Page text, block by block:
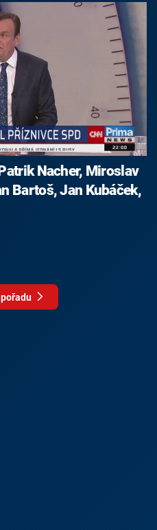
Nacher, Miroslav
Bartoš, Jan Kubáček,